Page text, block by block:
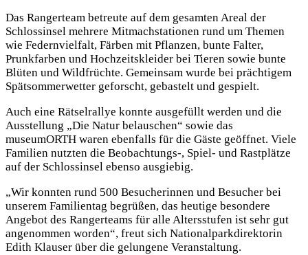
Das Rangerteam betreute auf dem gesamten Areal der
Schlossinsel mehrere Mitmachstationen rund um Themen
wie Federnvielfalt, Färben mit Pflanzen, bunte Falter,
Prunkfarben und Hochzeitskleider bei Tieren sowie bunte
Blüten und Wildfrüchte. Gemeinsam wurde bei prächtigem
Spätsommerwetter geforscht, gebastelt und gespielt.
Auch eine Rätselrallye konnte ausgefüllt werden und die
Ausstellung „Die Natur belauschen“ sowie das
museumORTH waren ebenfalls für die Gäste geöffnet. Viele
Familien nutzten die Beobachtungs-, Spiel- und Rastplätze
auf der Schlossinsel ebenso ausgiebig.
„Wir konnten rund 500 Besucherinnen und Besucher bei
unserem Familientag begrüßen, das heutige besondere
Angebot des Rangerteams für alle Altersstufen ist sehr gut
angenommen worden“, freut sich Nationalparkdirektorin
Edith Klauser über die gelungene Veranstaltung.